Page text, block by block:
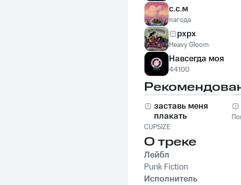
с.с.м
пагода
pxpx
Heavy Gloom
Навсегда моя
44100
заставь меня
плакать
CUPSIZE
О треке
Лейбл
Punk Fiction
Исполнитель